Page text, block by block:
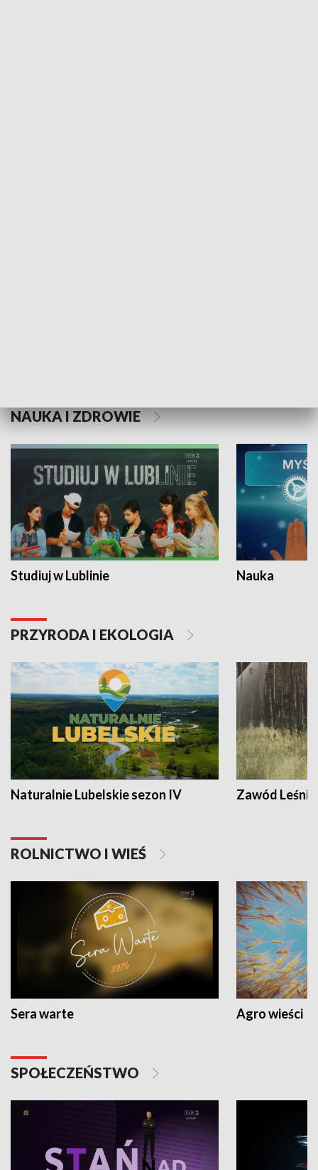
NAUKA I ZDROWIE
Studiuj w Lublinie Nauka
PRZYRODA I EKOLOGIA
Naturalnie Lubelskie sezon IV Zawód Leśnik
ROLNICTWO I WIEŚ
Sera warte Agro wieści
SPOŁECZEŃSTWO